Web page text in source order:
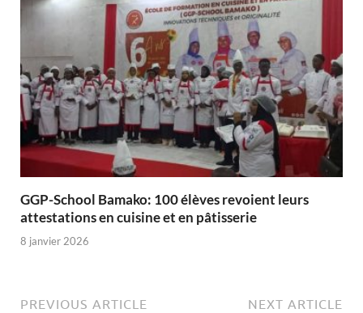
GGP-School Bamako: 100 élèves revoient leurs
attestations en cuisine et en pâtisserie
8 janvier 2026
PREVIOUS ARTICLE NEXT ARTICLE